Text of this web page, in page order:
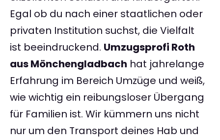
Egal ob du nach einer staatlichen oder
privaten Institution suchst, die Vielfalt
ist beeindruckend. Umzugsprofi Roth
aus Mönchengladbach hat jahrelange
Erfahrung im Bereich Umzüge und weiß,
wie wichtig ein reibungsloser Übergang
für Familien ist. Wir kümmern uns nicht
nur um den Transport deines Hab und